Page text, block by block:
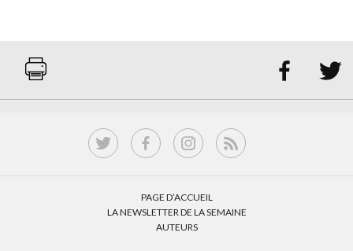
 
PAGE D’ACCUEIL
LA NEWSLETTER DE LA SEMAINE
AUTEURS